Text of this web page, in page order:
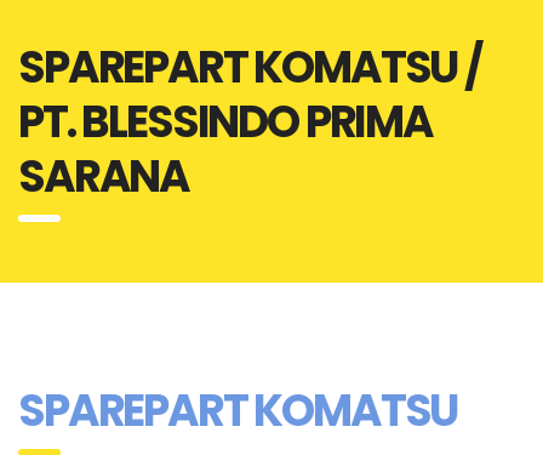
SPAREPART KOMATSU /
PT. BLESSINDO PRIMA
SARANA
SPAREPART KOMATSU